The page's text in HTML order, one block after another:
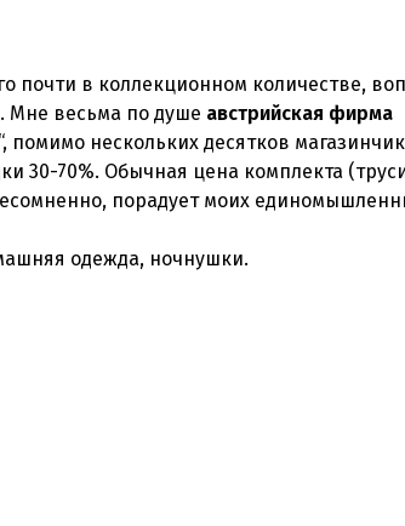
почти в коллекционном количестве,
Мне весьма по душе австрийская фирма
помимо нескольких десятков
30-70%. Обычная цена комплекта
порадует моих
одежда, ночнушки.